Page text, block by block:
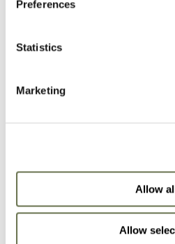
Preferences
Statistics
Marketing
Allow
Allow
Protección
en la que
ayudará a su cultivo a
potencial de rendimiento.
NUESTRAS SOLUCIONES